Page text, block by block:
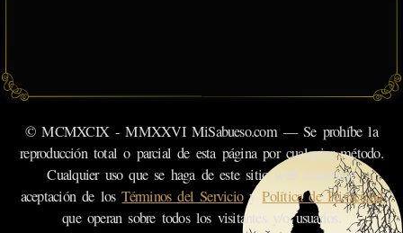
© MCMXCIX - MMXXVI MiSabueso.com — Se prohíbe la
reproducción total o parcial de esta página por cualquier método.
Cualquier uso que se haga de este sitio web constituye
aceptación de losTérminos del ServicioyPolítica de Privacidad
que operan sobre todos los visitantes y/o usuarios.